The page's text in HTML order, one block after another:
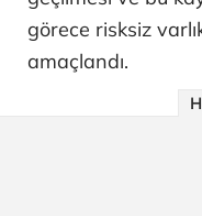
görece risksiz
amaçlandı.